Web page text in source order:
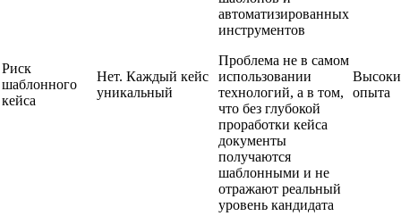
Риск
шаблонного
кейса
Нет. Каждый кейс
уникальный
автоматизированных
инструментов
Проблема не в самом
использовании
технологий, а в том,
что без глубокой
проработки кейса
документы
получаются
шаблонными и не
отражают реальный
уровень кандидата
опыта